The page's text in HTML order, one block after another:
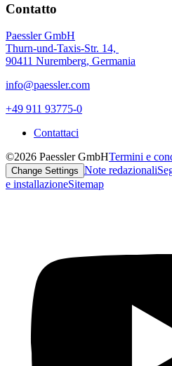
Contatto
Paessler GmbH
Thurn-und-Taxis-Str. 14,
90411 Nuremberg, Germania
info@paessler.com
+49 911 93775-0
Contattaci
©2026 Paessler GmbHTermini e
Change Settings Note redazionali
e installazioneSitemap